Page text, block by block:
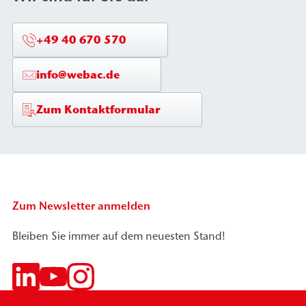
+49 40 670 570
info@webac.de
Zum Kontaktformular
Zum Newsletter anmelden
Bleiben Sie immer auf dem neuesten Stand!